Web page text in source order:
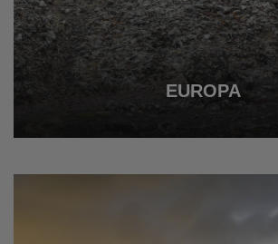
EUROPA